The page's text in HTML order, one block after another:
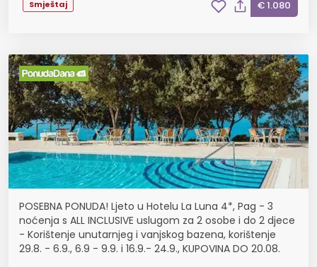
Smještaj € 1.080
POSEBNA PONUDA! Ljeto u Hotelu La Luna 4*, Pag - 3
noćenja s ALL INCLUSIVE uslugom za 2 osobe i do 2 djece
- Korištenje unutarnjeg i vanjskog bazena, korištenje
29.8. - 6.9., 6.9 - 9.9. i 16.9.- 24.9., KUPOVINA DO 20.08.